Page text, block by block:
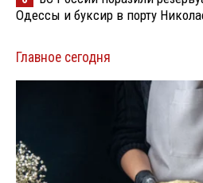
Одессы и буксир в порту
Главное сегодня